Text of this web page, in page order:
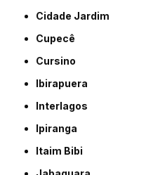
Cidade Jardim
Cupecê
Cursino
Ibirapuera
Interlagos
Ipiranga
Itaim Bibi